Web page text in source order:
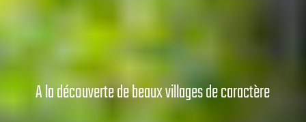
La traversée de l'Ardèche du Nord au Sud
A la découverte de beaux villages de caractère